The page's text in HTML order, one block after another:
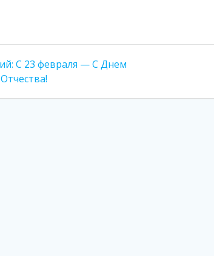
Предыдущая
запись:
С 23 февраля — С Днем